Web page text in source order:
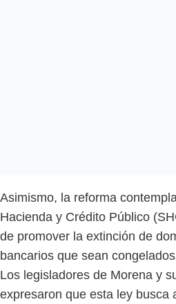
Asimismo, la reforma
Hacienda y Crédito Público
de promover la extinción de
bancarios que sean
Los legisladores de Morena y
expresaron que esta ley busca